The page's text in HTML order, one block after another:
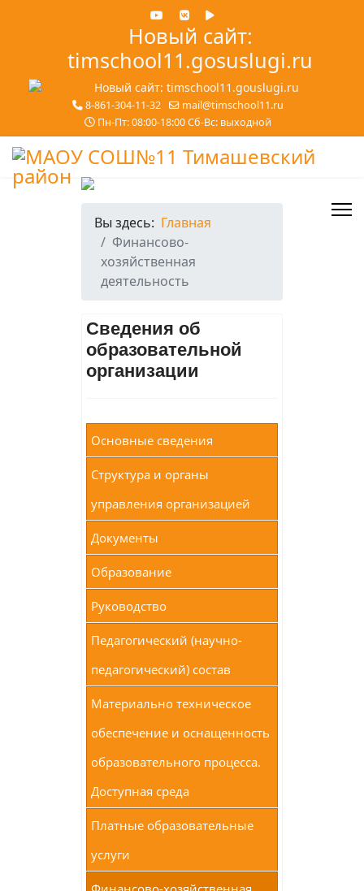
Новый сайт:
timschool11.gosuslugi.ru
8-861-304-11-32
mail@timschool11.ru
Пн-Пт: 08:00-18:00 Сб-Вс: выходной
Вы здесь: Главная
Финансово-
хозяйственная
деятельность
Сведения об
образовательной
организации
Основные сведения
Структура и органы
управления организацией
Документы
Образование
Руководство
Педагогический (научно-
педагогический) состав
Материально техническое
обеспечение и оснащенность
образовательного процесса.
Доступная среда
Платные образовательные
услуги